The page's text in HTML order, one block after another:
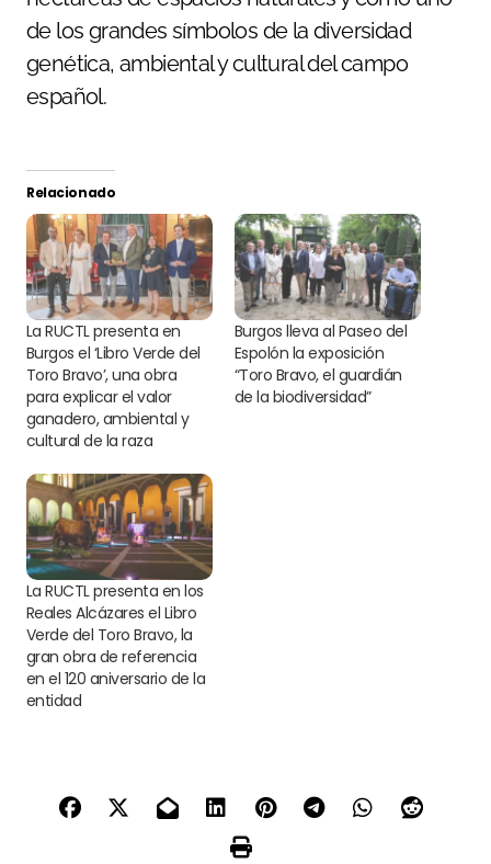
de los grandes símbolos de la diversidad
genética, ambiental y cultural del campo
español.
Relacionado
La RUCTL presenta en
Burgos el ‘Libro Verde del
Toro Bravo’, una obra
para explicar el valor
ganadero, ambiental y
cultural de la raza
Burgos lleva al Paseo del
Espolón la exposición
“Toro Bravo, el guardián
de la biodiversidad”
La RUCTL presenta en los
Reales Alcázares el Libro
Verde del Toro Bravo, la
gran obra de referencia
en el 120 aniversario de la
entidad